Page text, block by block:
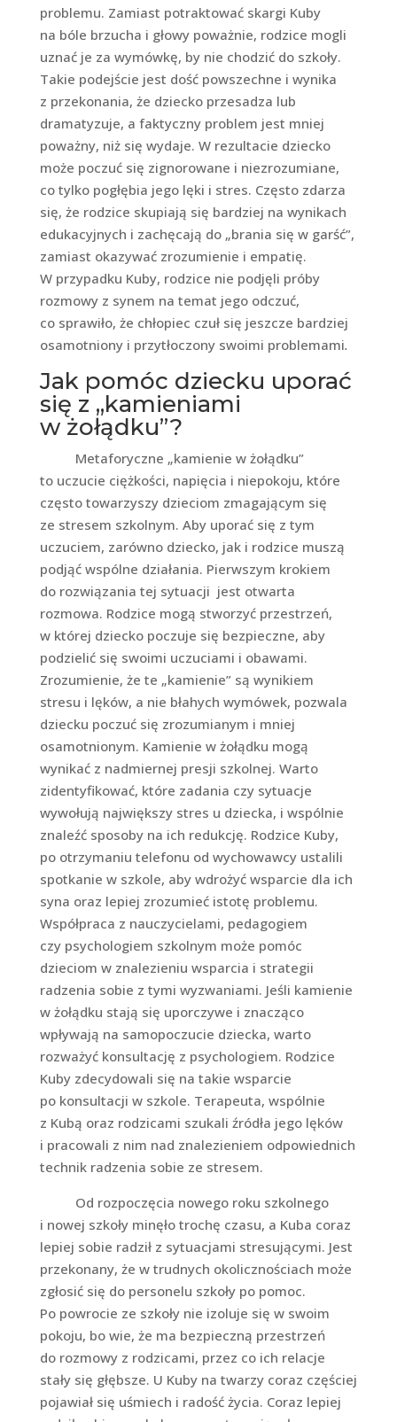
problemu. Zamiast potraktować skargi Kuby
na bóle brzucha i głowy poważnie, rodzice mogli
uznać je za wymówkę, by nie chodzić do szkoły.
Takie podejście jest dość powszechne i wynika
z przekonania, że dziecko przesadza lub
dramatyzuje, a faktyczny problem jest mniej
poważny, niż się wydaje. W rezultacie dziecko
może poczuć się zignorowane i niezrozumiane,
co tylko pogłębia jego lęki i stres. Często zdarza
się, że rodzice skupiają się bardziej na wynikach
edukacyjnych i zachęcają do „brania się w garść”,
zamiast okazywać zrozumienie i empatię.
W przypadku Kuby, rodzice nie podjęli próby
rozmowy z synem na temat jego odczuć,
co sprawiło, że chłopiec czuł się jeszcze bardziej
osamotniony i przytłoczony swoimi problemami.
Jak pomóc dziecku uporać
się z „kamieniami
w żołądku”?
Metaforyczne „kamienie w żołądku”
to uczucie ciężkości, napięcia i niepokoju, które
często towarzyszy dzieciom zmagającym się
ze stresem szkolnym. Aby uporać się z tym
uczuciem, zarówno dziecko, jak i rodzice muszą
podjąć wspólne działania. Pierwszym krokiem
do rozwiązania tej sytuacji jest otwarta
rozmowa. Rodzice mogą stworzyć przestrzeń,
w której dziecko poczuje się bezpieczne, aby
podzielić się swoimi uczuciami i obawami.
Zrozumienie, że te „kamienie” są wynikiem
stresu i lęków, a nie błahych wymówek, pozwala
dziecku poczuć się zrozumianym i mniej
osamotnionym. Kamienie w żołądku mogą
wynikać z nadmiernej presji szkolnej. Warto
zidentyfikować, które zadania czy sytuacje
wywołują największy stres u dziecka, i wspólnie
znaleźć sposoby na ich redukcję. Rodzice Kuby,
po otrzymaniu telefonu od wychowawcy ustalili
spotkanie w szkole, aby wdrożyć wsparcie dla ich
syna oraz lepiej zrozumieć istotę problemu.
Współpraca z nauczycielami, pedagogiem
czy psychologiem szkolnym może pomóc
dzieciom w znalezieniu wsparcia i strategii
radzenia sobie z tymi wyzwaniami. Jeśli kamienie
w żołądku stają się uporczywe i znacząco
wpływają na samopoczucie dziecka, warto
rozważyć konsultację z psychologiem. Rodzice
Kuby zdecydowali się na takie wsparcie
po konsultacji w szkole. Terapeuta, wspólnie
z Kubą oraz rodzicami szukali źródła jego lęków
i pracowali z nim nad znalezieniem odpowiednich
technik radzenia sobie ze stresem.
Od rozpoczęcia nowego roku szkolnego
i nowej szkoły minęło trochę czasu, a Kuba coraz
lepiej sobie radził z sytuacjami stresującymi. Jest
przekonany, że w trudnych okolicznościach może
zgłosić się do personelu szkoły po pomoc.
Po powrocie ze szkoły nie izoluje się w swoim
pokoju, bo wie, że ma bezpieczną przestrzeń
do rozmowy z rodzicami, przez co ich relacje
stały się głębsze. U Kuby na twarzy coraz częściej
pojawiał się uśmiech i radość życia. Coraz lepiej